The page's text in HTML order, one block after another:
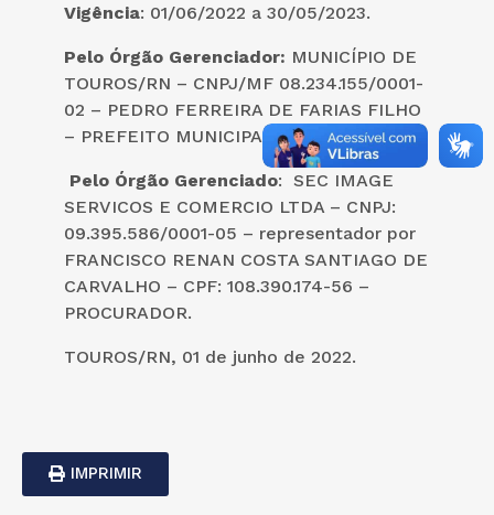
Vigência: 01/06/2022 a 30/05/2023.
Pelo Órgão Gerenciador: MUNICÍPIO DE
TOUROS/RN – CNPJ/MF 08.234.155/0001-
02 – PEDRO FERREIRA DE FARIAS FILHO
– PREFEITO MUNICIPAL
Pelo Órgão Gerenciado: SEC IMAGE
SERVICOS E COMERCIO LTDA – CNPJ:
09.395.586/0001-05 – representador por
FRANCISCO RENAN COSTA SANTIAGO DE
CARVALHO – CPF: 108.390.174-56 –
PROCURADOR.
TOUROS/RN, 01 de junho de 2022.
IMPRIMIR